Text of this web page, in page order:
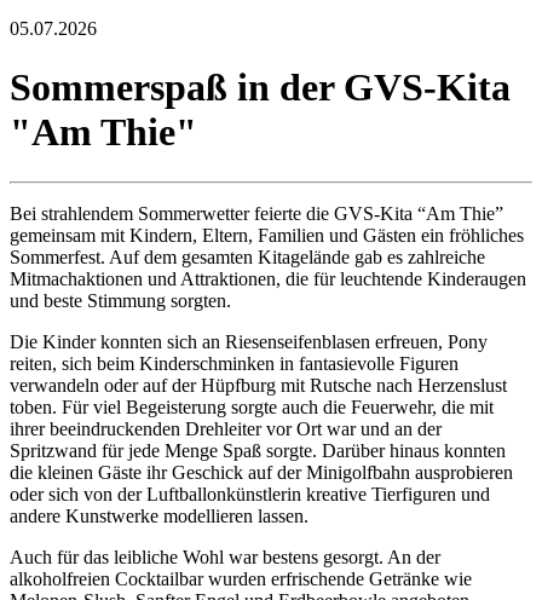
05.07.2026
Sommerspaß in der GVS-Kita
"Am Thie"
Bei strahlendem Sommerwetter feierte die GVS-Kita “Am Thie”
gemeinsam mit Kindern, Eltern, Familien und Gästen ein fröhliches
Sommerfest. Auf dem gesamten Kitagelände gab es zahlreiche
Mitmachaktionen und Attraktionen, die für leuchtende Kinderaugen
und beste Stimmung sorgten.
Die Kinder konnten sich an Riesenseifenblasen erfreuen, Pony
reiten, sich beim Kinderschminken in fantasievolle Figuren
verwandeln oder auf der Hüpfburg mit Rutsche nach Herzenslust
toben. Für viel Begeisterung sorgte auch die Feuerwehr, die mit
ihrer beeindruckenden Drehleiter vor Ort war und an der
Spritzwand für jede Menge Spaß sorgte. Darüber hinaus konnten
die kleinen Gäste ihr Geschick auf der Minigolfbahn ausprobieren
oder sich von der Luftballonkünstlerin kreative Tierfiguren und
andere Kunstwerke modellieren lassen.
Auch für das leibliche Wohl war bestens gesorgt. An der
alkoholfreien Cocktailbar wurden erfrischende Getränke wie